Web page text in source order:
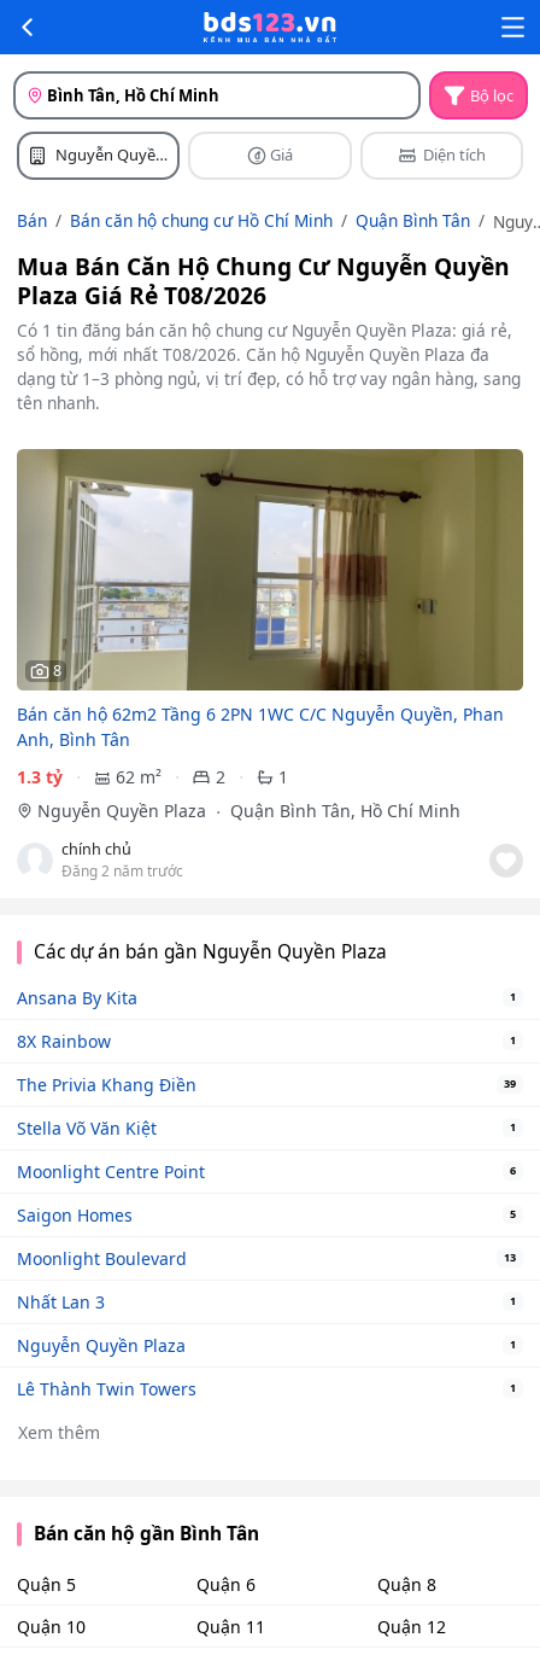
Bình Tân, Hồ Chí Minh Bộ lọc
Nguyễn Quyền
Plaza
Giá Diện tích
Bán Bán căn hộ chung cư Hồ Chí Minh Quận Bình Tân
Plaza
Mua Bán Căn Hộ Chung Cư Nguyễn Quyền
Plaza Giá Rẻ T08/2026
Có 1 tin đăng bán căn hộ chung cư Nguyễn Quyền Plaza: giá rẻ,
sổ hồng, mới nhất T08/2026. Căn hộ Nguyễn Quyền Plaza đa
dạng từ 1–3 phòng ngủ, vị trí đẹp, có hỗ trợ vay ngân hàng, sang
tên nhanh.
8
Bán căn hộ 62m2 Tầng 6 2PN 1WC C/C Nguyễn Quyền, Phan
Anh, Bình Tân
1.3 tỷ
62 m² 2
1
Nguyễn Quyền Plaza
Quận Bình Tân, Hồ Chí Minh
chính chủ
Đăng 2 năm trước
Các dự án bán gần Nguyễn Quyền Plaza
Ansana By Kita 1
8X Rainbow 1
The Privia Khang Điền 39
Stella Võ Văn Kiệt 1
Moonlight Centre Point 6
Saigon Homes 5
Moonlight Boulevard 13
Nhất Lan 3 1
Nguyễn Quyền Plaza 1
Lê Thành Twin Towers 1
Xem thêm
Bán căn hộ gần Bình Tân
Quận 5 Quận 6
Quận 8
Quận 10
Quận 11
Quận 12